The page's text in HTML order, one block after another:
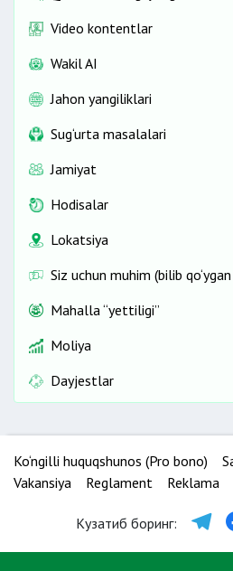
Video kontentlar
Wakil AI
Jahon yangiliklari
Sug‘urta masalalari
Jamiyat
Hodisalar
Lokatsiya
Siz uchun muhim (bilib
Mahalla “yettiligi”
Moliya
Dayjestlar
Ko‘ngilli huquqshunos (Pro bono)
Vakansiya
Reglament Reklama
Кузатиб боринг: